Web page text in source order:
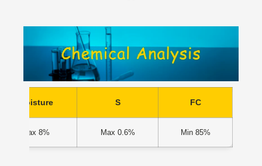
FC
S
Moisture
85% Min
0.6% Max
8% Max